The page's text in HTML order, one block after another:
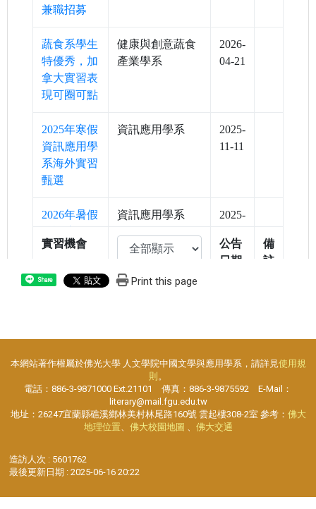
Share Print this page
本網站著作權屬於佛光大學 人文學院中國文學與應用學系，請詳見 使用規
則 。
電話：886-3-9871000 Ext.21101 傳真：886-3-9875592 E-Mail：
literary@mail.fgu.edu.tw
地址：26247宜蘭縣礁溪鄉林美村林尾路160號 雲起樓308-2室 參考： 佛大
地理位置
佛大校園地圖 佛大交通
造訪人次 : 5601762
最後更新日期 : 2025-06-16 20:22